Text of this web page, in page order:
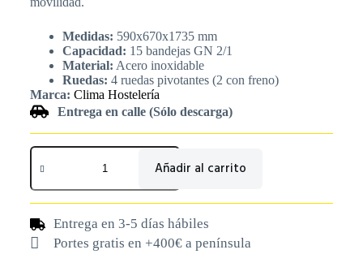
Medidas: 590x670x1735 mm
Capacidad: 15 bandejas GN 2/1
Material: Acero inoxidable
Ruedas: 4 ruedas pivotantes (2 con freno)
Marca: Clima Hostelería
Entrega en calle (Sólo descarga)
Añadir al carrito
Entrega en 3-5 días hábiles
Portes gratis en +400€ a península